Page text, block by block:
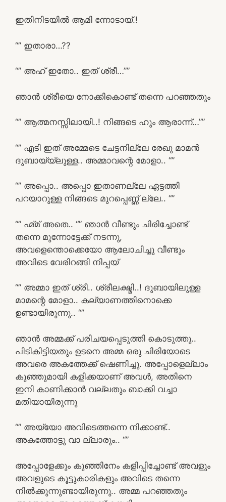
ഇതിനിടയിൽ ആമി ന്നോടായ്.!
“” ഇതാരാ…??
“” അഹ് ഇതോ.. ഇത് ശ്രീ…””
ഞാൻ ശ്രീയെ നോക്കികൊണ്ട് തന്നെ പറഞ്ഞതും
“” ആത്മനസ്സിലായി..! നിങ്ങടെ ഹും ആരാന്ന്…””
“” എടി ഇത് അമ്മേടെ ചേട്ടനില്ലേ രേഖു മാമൻ
ദുബായ്യ്ലുള്ള.. അമ്മാവന്റെ മോളാ.. “”
“” അപ്പൊ.. അപ്പൊ ഇതാണല്ലേ ഏട്ടത്തി
പറയാറുള്ള നിങ്ങടെ മുറപ്പെണ്ണ് ല്ലേ.. “”
“” ഹ്മ്മ് അതെ.. “” ഞാൻ വീണ്ടും ചിരിച്ചോണ്ട്
തന്നെ മുന്നോട്ടേക്ക് നടന്നു,
അവളെന്തൊക്കെയോ ആലോചിച്ചു വീണ്ടും
അവിടെ വേരിറങ്ങി നിപ്പയ്
“” അമ്മാ ഇത് ശ്രീ.. ശ്രീലക്ഷ്മി..! ദുബായിലുള്ള
മാമന്റെ മോളാ.. കല്യാണത്തിനൊക്കെ
ഉണ്ടായിരുന്നു.. “”
ഞാൻ അമ്മക്ക് പരിചയപ്പെടുത്തി കൊടുത്തു..
പിടികിട്ടിയതും ഉടനെ അമ്മ ഒരു ചിരിയോടെ
അവരെ അകത്തേക്ക് ഷെണിച്ചു. അപ്പോളെല്ലാം
കുഞ്ഞുമായി കളിക്കയാണ് അവൾ, അതിനെ
ഇനി കാണിക്കാൻ വല്ലതും ബാക്കി വച്ചാ
മതിയായിരുന്നു
“” അയ്യോ അവിടെത്തന്നെ നിക്കാണ്ട്..
അകത്തോട്ടു വാ ല്ലാരും.. “”
അപ്പോളേക്കും കുഞ്ഞിനേം കളിപ്പിച്ചോണ്ട് അവളും
അവളുടെ കൂട്ടുകാരികളും അവിടെ തന്നെ
നിൽക്കുന്നുണ്ടായിരുന്നു.. അമ്മ പറഞ്ഞതും